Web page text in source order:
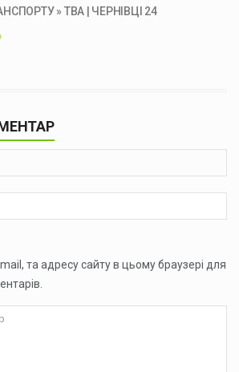
» ТВА | ЧЕРНІВЦІ 24
та адресу сайту в цьому браузері для